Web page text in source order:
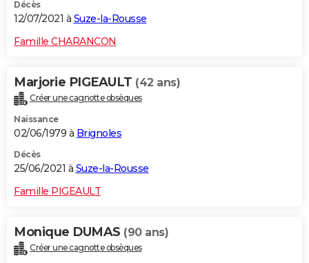
Décès
12/07/2021 à Suze-la-Rousse
Famille CHARANCON
Marjorie PIGEAULT (42 ans)
Créer une cagnotte obsèques
Naissance
02/06/1979 à Brignoles
Décès
25/06/2021 à Suze-la-Rousse
Famille PIGEAULT
Monique DUMAS (90 ans)
Créer une cagnotte obsèques